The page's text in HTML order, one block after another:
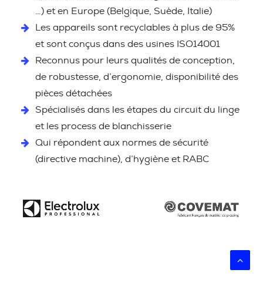
…) et en Europe (Belgique, Suède, Italie)
Les appareils sont recyclables à plus de 95%
et sont conçus dans des usines ISO14001
Reconnus pour leurs qualités de conception,
de robustesse, d’ergonomie, disponibilité des
pièces détachées
Spécialisés dans les étapes du circuit du linge
et les process de blanchisserie
Qui répondent aux normes de sécurité
(directive machine), d’hygiène et RABC